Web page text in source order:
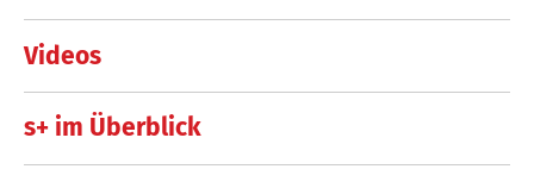
Videos
s+ im Überblick